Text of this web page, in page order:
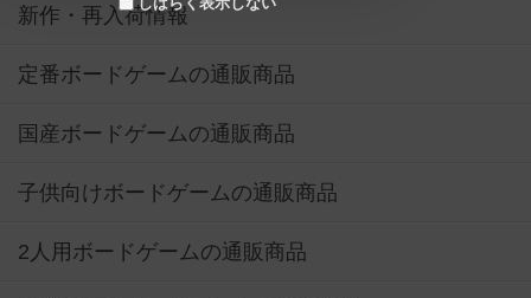
新作・再入荷情報
定番ボードゲームの通販商品
国産ボードゲームの通販商品
子供向けボードゲームの通販商品
2人用ボードゲームの通販商品